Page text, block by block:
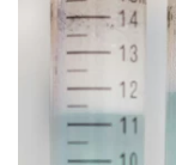
DUK:
DUK:
DUK: